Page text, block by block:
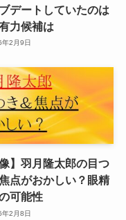
デートしていたのは
力候補は
2月9日
像】羽月隆太郎の目つ
点がおかしい？眼精
可能性
2月8日